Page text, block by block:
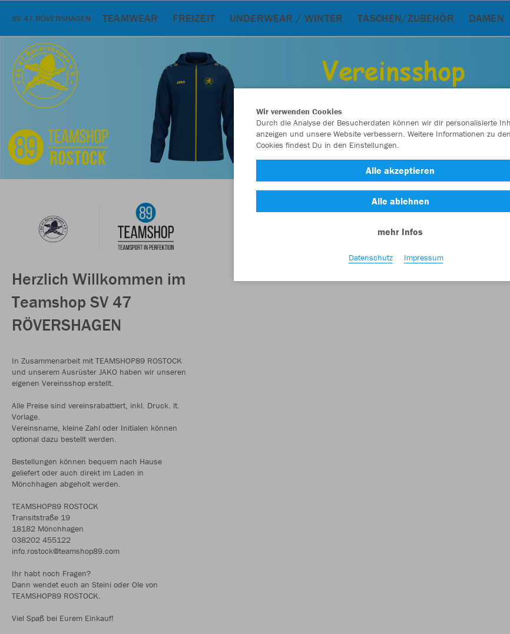
SV 47 RÖVERSHAGEN TEAMWEAR FREIZEIT UNDERWEAR / WINTER TASCHEN/ZUBEHÖR DAMEN
Herzlich Willkommen im
Teamshop SV 47
RÖVERSHAGEN
In Zusammenarbeit mit TEAMSHOP89 ROSTOCK
und unserem Ausrüster JAKO haben wir unseren
eigenen Vereinsshop erstellt.
Alle Preise sind vereinsrabattiert, inkl. Druck. lt.
Vorlage.
Vereinsname, kleine Zahl oder Initialen können
optional dazu bestellt werden.
Bestellungen können bequem nach Hause
geliefert oder auch direkt im Laden in
Mönchhagen abgeholt werden.
TEAMSHOP89 ROSTOCK
Transitstraße 19
18182 Mönchhagen
038202 455122
info.rostock@teamshop89.com
Ihr habt noch Fragen?
Dann wendet euch an Steini oder Ole von
TEAMSHOP89 ROSTOCK.
Viel Spaß bei Eurem Einkauf!
Wir verwenden Cookies
Durch die Analyse der Besucherdaten können wir dir personalisierte
anzeigen und unsere Website verbessern. Weitere Informationen zu den
Cookies findest Du in den Einstellungen.
Alle akzeptieren
Alle ablehnen
mehr Infos
Datenschutz Impressum